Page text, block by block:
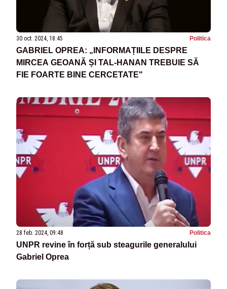
30 oct. 2024, 18:45 Politica
GABRIEL OPREA: „INFORMAȚIILE DESPRE
MIRCEA GEOANĂ ȘI TAL-HANAN TREBUIE SĂ
FIE FOARTE BINE CERCETATE"
28 feb. 2024, 09:48 Politica
UNPR revine în forță sub steagurile generalului
Gabriel Oprea